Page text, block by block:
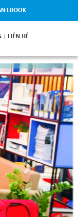
EBOOK
LIÊN HỆ
Next